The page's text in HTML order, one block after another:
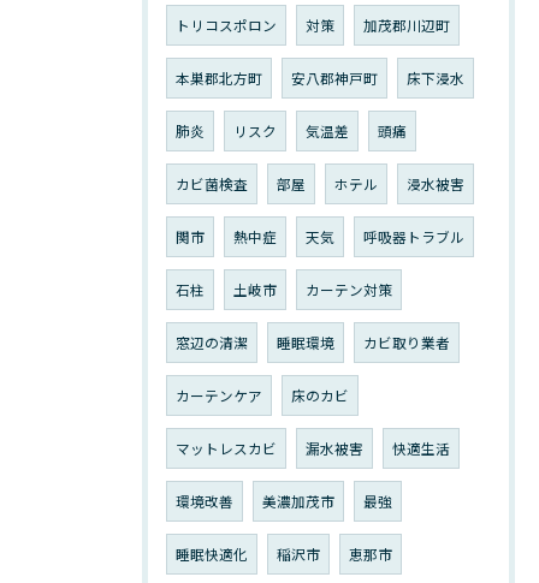
トリコスポロン 対策 加茂郡川辺町
本巣郡北方町 安八郡神戸町 床下浸水
肺炎 リスク 気温差 頭痛
カビ菌検査 部屋 ホテル 浸水被害
関市 熱中症 天気 呼吸器トラブル
石柱 土岐市 カーテン対策
窓辺の清潔 睡眠環境 カビ取り業者
カーテンケア 床のカビ
マットレスカビ 漏水被害 快適生活
環境改善 美濃加茂市 最強
睡眠快適化 稲沢市 恵那市